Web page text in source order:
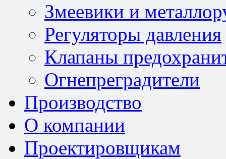
Змеевики и
Регуляторы давления
Клапаны
Огнепреградители
Производство
О компании
Проектировщикам